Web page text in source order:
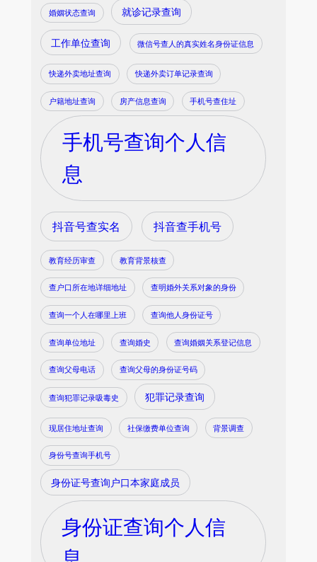
婚姻状态查询 就诊记录查询
工作单位查询 微信号查人的真实姓名身份证信息
快递外卖地址查询 快递外卖订单记录查询
户籍地址查询 房产信息查询 手机号查住址
手机号查询个人信
息
抖音号查实名 抖音查手机号
教育经历审查 教育背景核查
查户口所在地详细地址 查明婚外关系对象的身份
查询一个人在哪里上班 查询他人身份证号
查询单位地址 查询婚史 查询婚姻关系登记信息
查询父母电话 查询父母的身份证号码
查询犯罪记录吸毒史 犯罪记录查询
现居住地址查询 社保缴费单位查询 背景调查
身份号查询手机号
身份证号查询户口本家庭成员
身份证查询个人信